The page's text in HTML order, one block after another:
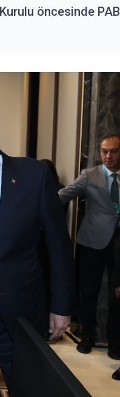
öncesinde PAB